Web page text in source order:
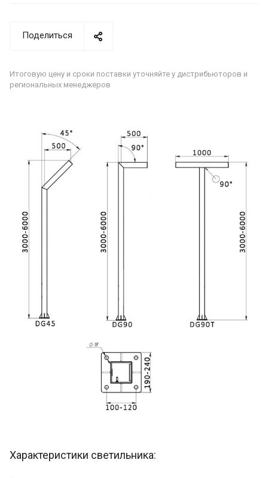
Поделиться
Итоговую цену и сроки поставки уточняйте у дистрибьюторов и
региональных менеджеров
Характеристики светильника: